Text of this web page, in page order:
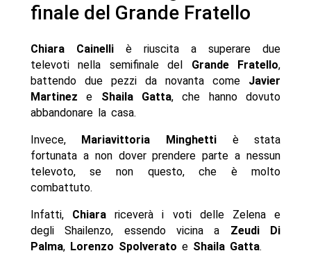
finale del Grande Fratello
Chiara Cainelliè riuscita a superare due
televoti nella semifinale del Grande Fratello,
battendo due pezzi da novanta come Javier
Martineze Shaila Gatta, che hanno dovuto
abbandonare la casa.
Invece, Mariavittoria Minghetti è stata
fortunata a non dover prendere parte a nessun
televoto, se non questo, che è molto
combattuto.
Infatti, Chiara riceverà i voti delle Zelena e
degli Shailenzo, essendo vicina a Zeudi Di
Palma, Lorenzo Spolverato e Shaila Gatta.